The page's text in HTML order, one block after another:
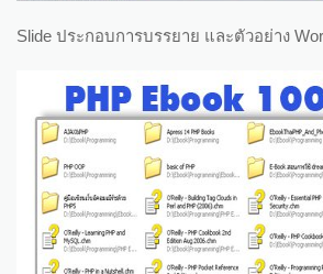
Slide ประกอบการบรรยาย และตัวอย่าง